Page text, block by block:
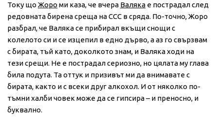
Току що Жоро ми каза, че вчера Валяка е пострадал след
редовната бирена среща на ССС в сряда. По-точно, Жоро
разбрал, че Валяка се прибирал вкъщи снощи с
колелото си и се изцепил в едно дърво, а аз го свързвам
с бирата, тъй като, доколкото знам, и Валяка ходи на
тези срещи. Не е пострадал сериозно, но цялата му глава
била подута. Та оттук и призивът ми да внимавате с
бирата, както и с всеки друг алкохол. И от няколко по-
тъмни халби човек може да се гипсира – и преносно, и
буквално.